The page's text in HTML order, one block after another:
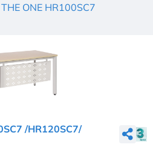
ONE HR100SC7
/HR120SC7/